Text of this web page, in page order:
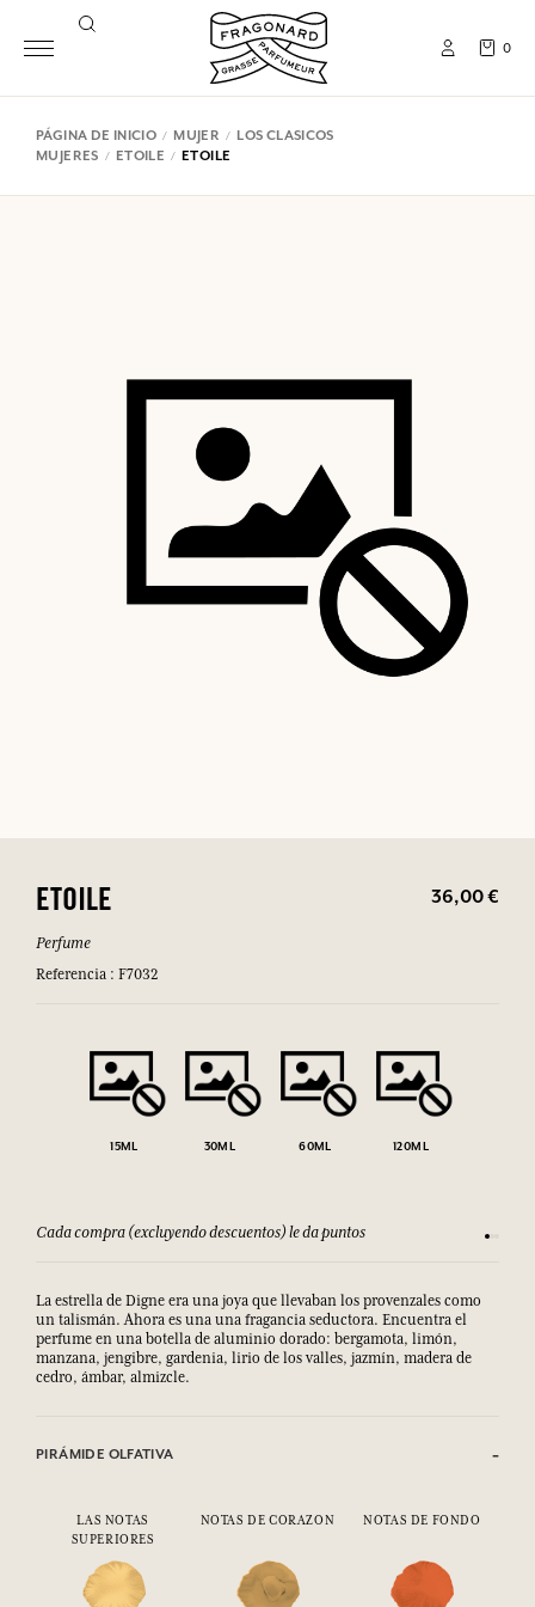
0
PÁGINA DE INICIO MUJER
LOS CLASICOS
MUJERES
ETOILE ETOILE
ETOILE 36,00 €
Perfume
Referencia : F7032
15ML 30ML 60ML 120ML
Cada compra (excluyendo descuentos) le da puntos
La estrella de Digne era una joya que llevaban los provenzales como
un talismán. Ahora es una una fragancia seductora. Encuentra el
perfume en una botella de aluminio dorado: bergamota, limón,
manzana, jengibre, gardenia, lirio de los valles, jazmín, madera de
cedro, ámbar, almizcle.
PIRÁMIDE OLFATIVA
LAS NOTAS
SUPERIORES
NOTAS DE CORAZON NOTAS DE FONDO